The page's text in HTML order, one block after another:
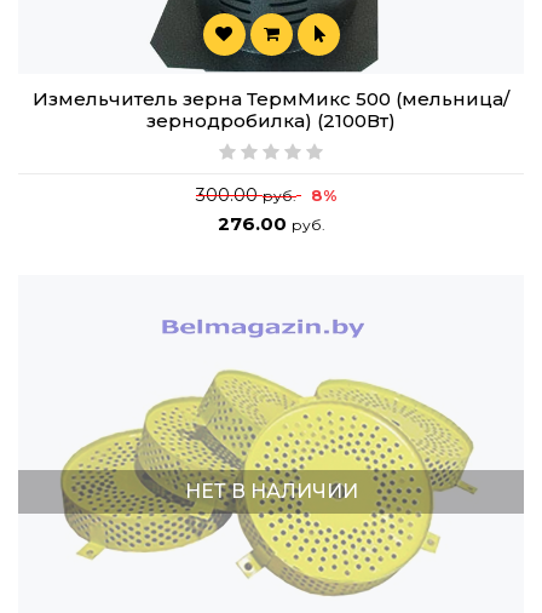
Измельчитель зерна ТермМикс 500 (мельница/
зернодробилка) (2100Вт)
300.00руб. 8%
276.00 руб.
НЕТ В НАЛИЧИИ